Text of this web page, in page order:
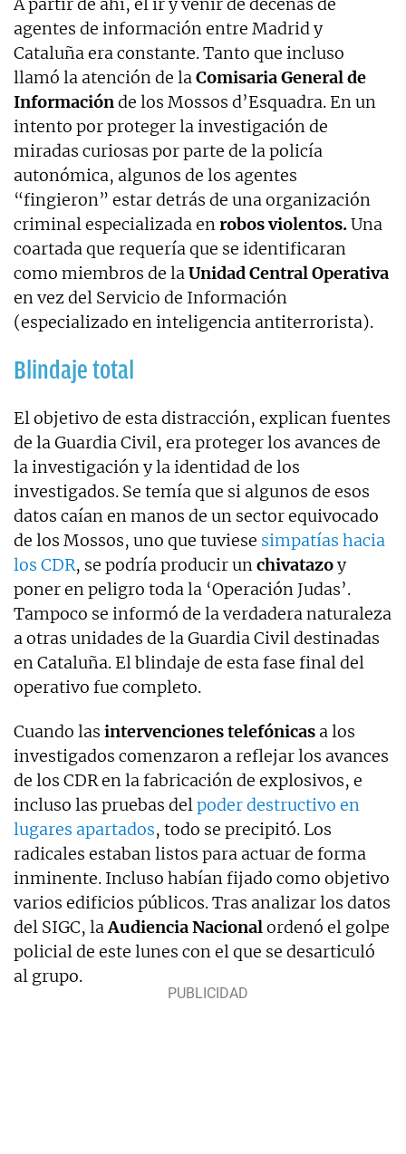
agentes de información entre Madrid y
Cataluña era constante. Tanto que incluso
llamó la atención de laComisaria General de
Informaciónde los Mossos d’Esquadra. En un
intento por proteger la investigación de
miradas curiosas por parte de la policía
autonómica, algunos de los agentes
“fingieron” estar detrás de una organización
criminal especializada enrobos violentos.Una
coartada que requería que se identificaran
como miembros de laUnidad Central Operativa
en vez del Servicio de Información
(especializado en inteligencia antiterrorista).
Blindaje total
El objetivo de esta distracción, explican fuentes
de la Guardia Civil, era proteger los avances de
la investigación y la identidad de los
investigados. Se temía que si algunos de esos
datos caían en manos de un sector equivocado
de los Mossos, uno que tuviese simpatías hacia
los CDR, se podría producir unchivatazoy
poner en peligro toda la ‘Operación Judas’.
Tampoco se informó de la verdadera naturaleza
a otras unidades de la Guardia Civil destinadas
en Cataluña. El blindaje de esta fase final del
operativo fue completo.
Cuando las intervenciones telefónicas a los
investigados comenzaron a reflejar los avances
de los CDR en la fabricación de explosivos, e
incluso las pruebas delpoder destructivo en
lugares apartados, todo se precipitó. Los
radicales estaban listos para actuar de forma
inminente. Incluso habían fijado como objetivo
varios edificios públicos. Tras analizar los datos
del SIGC, laAudiencia Nacionalordenó el golpe
policial de este lunes con el que se desarticuló
al grupo.